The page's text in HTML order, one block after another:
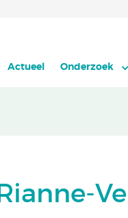
Onderzoek
Actueel
Rianne-